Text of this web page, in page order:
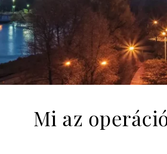
Mi az